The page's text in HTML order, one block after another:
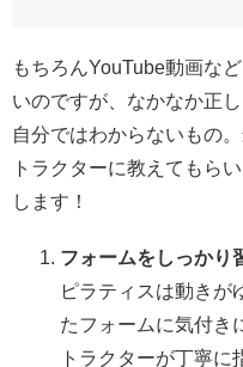
もちろんYouTube動画な
いのですが、なかなか正
自分ではわからないもの
トラクターに教えてもら
します！
フォームをしっかり
ピラティスは動きが
たフォームに気付き
トラクターが丁寧に